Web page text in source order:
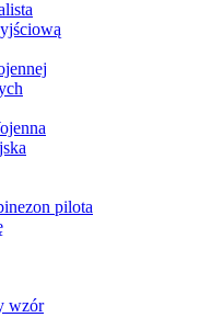
pilota
wzór